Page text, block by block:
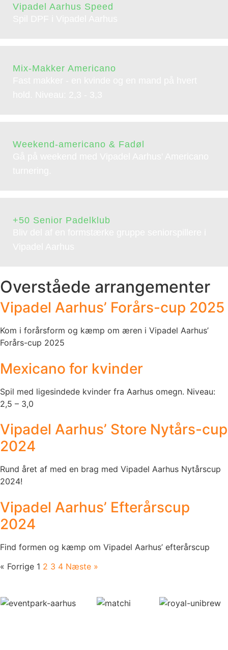
Vipadel Aarhus Speed
Mix-Makker Americano
Weekend-americano & Fadøl
+50 Senior Padelklub
Overståede arrangementer
Vipadel Aarhus’ Forårs-cup 2025
Kom i forårsform og kæmp om æren i Vipadel Aarhus’
Forårs-cup 2025
Mexicano for kvinder
Spil med ligesindede kvinder fra Aarhus omegn. Niveau:
2,5 – 3,0
Vipadel Aarhus’ Store Nytårs-cup
2024
Rund året af med en brag med Vipadel Aarhus Nytårscup
2024!
Vipadel Aarhus’ Efterårscup
2024
Find formen og kæmp om Vipadel Aarhus’ efterårscup
« Forrige 1 2 3 4 Næste »